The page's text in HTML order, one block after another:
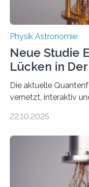
Physik Astronomie
Neue Studie
Lücken in
Die aktuelle
vernetzt, interaktiv
oft von Autor*innen,
werden schnell
der Forschung der
Jahre alt geworden
22.10.2025